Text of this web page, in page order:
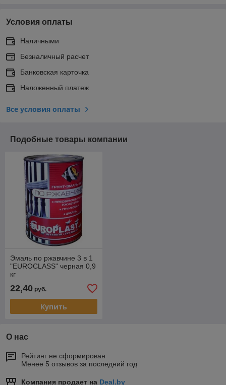
Условия оплаты
Наличными
Безналичный расчет
Банковская карточка
Наложенный платеж
Все условия оплаты
Подобные товары компании
Эмаль по ржавчине 3 в 1
"EUROCLASS" черная 0,9
кг
22,40 руб.
Купить
О нас
Рейтинг не сформирован
Менее 5 отзывов за последний год
Компания продает на Deal.by